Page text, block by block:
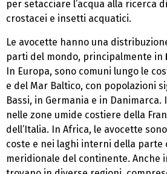
per setacciare l’acqua alla ricerca
crostacei e insetti acquatici.
Le avocette hanno una
parti del mondo, principalmente in
In Europa, sono comuni lungo le
e del Mar Baltico, con popolazioni
Bassi, in Germania e in
nelle zone umide costiere della
dell’Italia. In Africa, le avocette
coste e nei laghi interni della parte
meridionale del continente. Anche